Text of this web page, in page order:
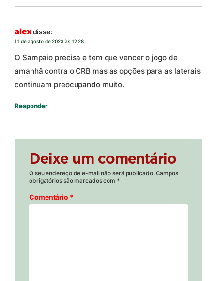
alexdisse:
11 de agosto de 2023 às 12:28
O Sampaio precisa e tem que vencer o jogo de
amanhã contra o CRB mas as opções para as laterais
continuam preocupando muito.
Responder
Deixe um comentário
O seu endereço de e-mail não será publicado. Campos
obrigatórios são marcados com *
Comentário *